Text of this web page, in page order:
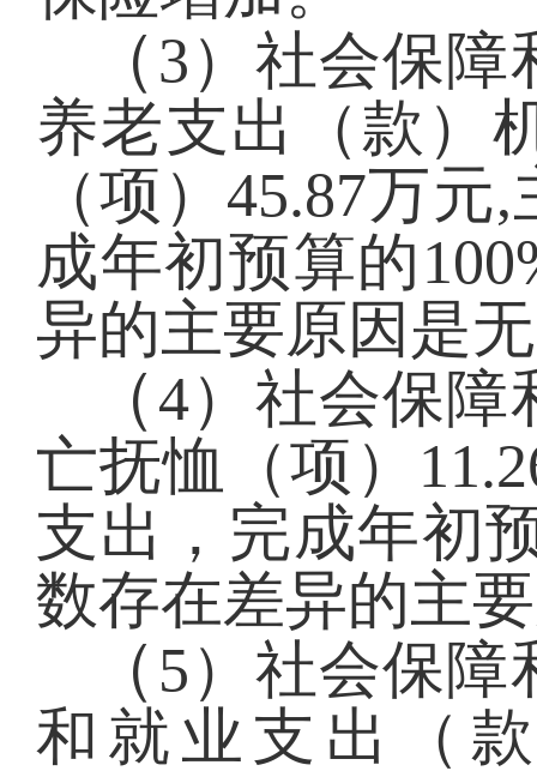
（ 3）社会保障
养老支出（款）
（项）45.87万
成年初预算的
异的主要原因是
（4）社会保障
亡抚恤（项）
支出，完成年初
数存在差异的主
（ 5）社会保障
和就业支出（